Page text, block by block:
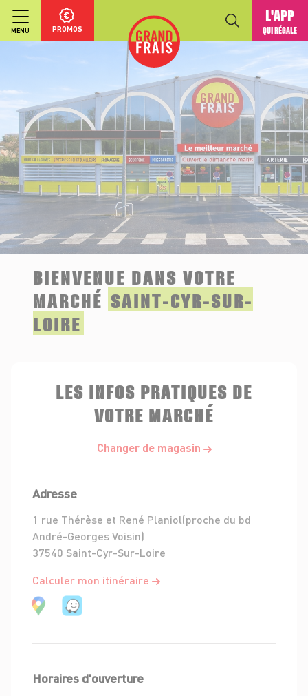
MENU PROMOS
L'APP
QUI RÉGALE
BIENVENUE DANS VOTRE
MARCHÉ SAINT-CYR-SUR-
LOIRE
LES INFOS PRATIQUES DE
VOTRE MARCHÉ
Changer de magasin
Adresse
1 rue Thérèse et René Planiol(proche du bd
André-Georges Voisin)
37540 Saint-Cyr-Sur-Loire
Calculer mon itinéraire
Horaires d'ouverture